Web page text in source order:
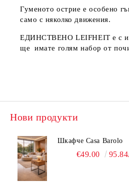
Гуменото острие е особено
само с няколко движения.
ЕДИНСТВЕНО LEIFHEIT е с
ще имате голям набор от
Нови продукти
Шкафче Casa Barolo
€49.00